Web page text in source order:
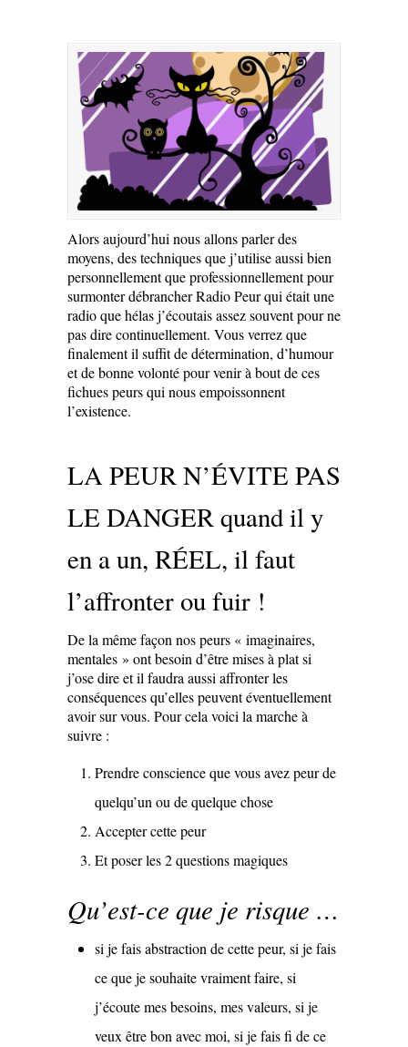
Alors aujourd’hui nous allons parler des
moyens, des techniques que j’utilise aussi bien
personnellement que professionnellement pour
surmonter débrancher Radio Peur qui était une
radio que hélas j’écoutais assez souvent pour ne
pas dire continuellement. Vous verrez que
finalement il suffit de détermination, d’humour
et de bonne volonté pour venir à bout de ces
fichues peurs qui nous empoissonnent
l’existence.
LA PEUR N’ÉVITE PAS
LE DANGER quand il y
en a un, RÉEL, il faut
l’affronter ou fuir !
De la même façon nos peurs « imaginaires,
mentales » ont besoin d’être mises à plat si
j’ose dire et il faudra aussi affronter les
conséquences qu’elles peuvent éventuellement
avoir sur vous. Pour cela voici la marche à
suivre :
Prendre conscience que vous avez peur de
quelqu’un ou de quelque chose
Accepter cette peur
Et poser les 2 questions magiques
Qu’est-ce que je risque …
si je fais abstraction de cette peur, si je fais
ce que je souhaite vraiment faire, si
j’écoute mes besoins, mes valeurs, si je
veux être bon avec moi, si je fais fi de ce